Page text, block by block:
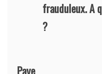
frauduleux. A
?
Paye